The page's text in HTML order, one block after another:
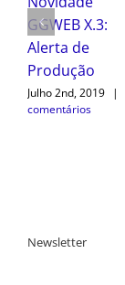
GGWEB X.3:
Alerta de
Produção
Julho 2nd, 2019 |
comentários
Newsletter